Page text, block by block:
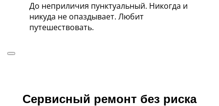
До неприличия пунктуальный. Никогда и
никуда не опаздывает. Любит
путешествовать.
Сервисный ремонт без риска